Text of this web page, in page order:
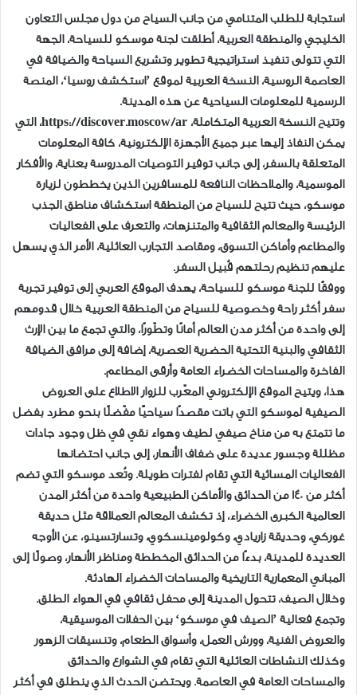
استجابة للطلب المتنامي من جانب السياح من دول مجلس التعاون
الخليجي والمنطقة العربية، أطلقت لجنة موسكو للسياحة، الجهة
التي تتولى تنفيذ استراتيجية تطوير وتشريع السياحة والضيافة في
العاصمة الروسية، النسخة العربية لموقع ’استكشف روسيا‘، المنصة
الرسمية للمعلومات السياحية عن هذه المدينة.
وتتيح النسخة العربية المتكاملة، https://discover.moscow/ar، التي
يمكن النفاذ إليها عبر جميع الأجهزة الإلكترونية، كافة المعلومات
المتعلقة بالسفر، إلى جانب توفير التوصيات المدروسة بعناية، والأفكار
الموسمية، والملاحظات النافعة للمسافرين الذين يخططون لزيارة
موسكو، حيث تتيح للسياح من المنطقة استكشاف مناطق الجذب
الرئيسة والمعالم الثقافية والمتنزهات، والتعرف على الفعاليات
والمطاعم وأماكن التسوق، ومقاصد التجارب العائلية، الأمر الذي يسهل
عليهم تنظيم رحلتهم قُبيل السفر.
ووفقًا للجنة موسكو للسياحة، يهدف الموقع العربي إلى توفير تجربة
سفر أكثر راحة وخصوصية للسياح من المنطقة العربية خلال قدومهم
إلى واحدة من أكثر مدن العالم أمانًا وتطّورًا، والتي تجمع ما بين الإرث
الثقافي والبنية التحتية الحضرية العصرية، إضافة إلى مرافق الضيافة
الفاخرة والمساحات الخضراء العامة وأرقى المطاعم.
هذا، ويتيح الموقع الإلكتروني المعّرب للزوار الاطلاع على العروض
الصيفية لموسكو التي باتت مقصدًا سياحيًّا مفّضلًا بنحو مطرد بفضل
ما تتمتع به من مناخ صيفي لطيف وهواء نقي في ظل وجود جادات
مظللة وجسور عديدة على ضفاف الأنهار، إلى جانب احتضانها
الفعاليات المسائية التي تقام لفترات طويلة. وتُعد موسكو التي تضم
أكثر من 140 من الحدائق والأماكن الطبيعية واحدة من أكثر المدن
العالمية الكبرى الخضراء، إذ تكشف المعالم العملاقة مثل حديقة
غوركي، وحديقة زاريادي، وكولومينسكوي، وتسارتسينو، عن الأوجه
العديدة للمدينة، بدءًا من الحدائق المخططة ومناظر الأنهار، وصولًا إلى
المباني المعمارية التاريخية والمساحات الخضراء الهادئة.
وخلال الصيف، تتحول المدينة إلى محفل ثقافي في الهواء الطلق.
وتجمع فعالية ’الصيف في موسكو‘ بين الحفلات الموسيقية،
والعروض الفنية، وورش العمل، وأسواق الطعام، وتنسيقات الزهور
وكذلك النشاطات العائلية التي تقام في الشوارع والحدائق
والمساحات العامة في العاصمة. ويحتضن الحدث الذي ينطلق في أكثر